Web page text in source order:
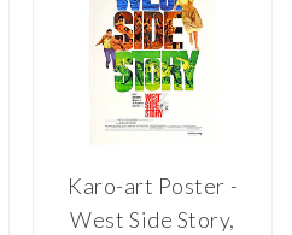
Karo-art Poster -
West Side Story,